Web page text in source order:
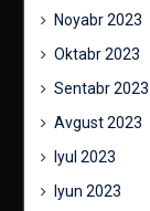
Noyabr 2023
Oktabr 2023
Sentabr 2023
Avgust 2023
Iyul 2023
Iyun 2023